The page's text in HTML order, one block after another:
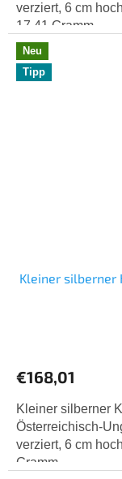
verziert, 6 cm
17,41 Gramm.
Neu
Tipp
Kleiner silberner
€168,01
Kleiner silberner
Österreichisch-
verziert, 6 cm
Gramm.